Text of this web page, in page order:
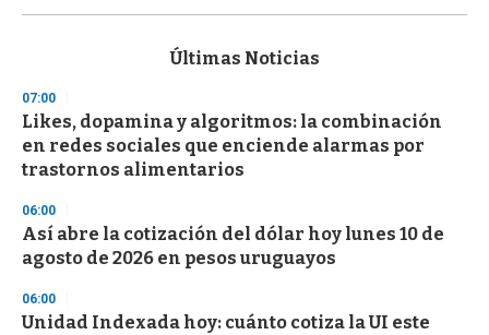
s
d
s
o
f
3
s
e
c
o
d
s
Últimas Noticias
07:00
Likes, dopamina y algoritmos: la combinación
en redes sociales que enciende alarmas por
trastornos alimentarios
06:00
Así abre la cotización del dólar hoy lunes 10 de
agosto de 2026 en pesos uruguayos
06:00
Unidad Indexada hoy: cuánto cotiza la UI este